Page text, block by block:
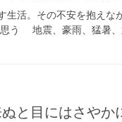
活。その不安を抱えな
う 地震、豪雨、猛暑
と目にはさやか